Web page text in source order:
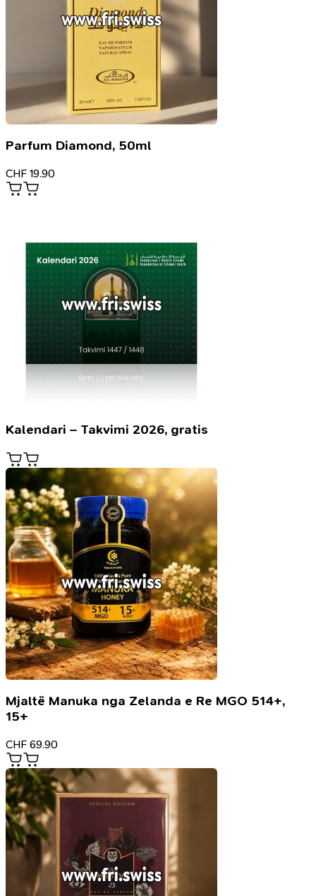
Parfum Diamond, 50ml
CHF 19.90
Kalendari – Takvimi 2026, gratis
Mjaltë Manuka nga Zelanda e Re MGO 514+,
15+
CHF 69.90